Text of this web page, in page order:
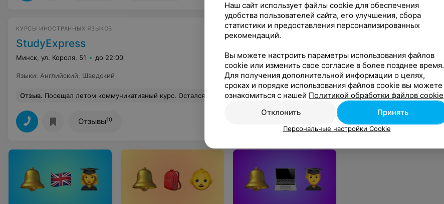
КУРСЫ ИНОСТРАННЫХ ЯЗЫКОВ
StudyExpress
Минск, ул. Короля, 51 до 22:00
Языки: Английский Шведский
Отзыв. Посещал летом коммуникативный курс. Остался доволен методикой преподавания. Очень понравилось то, что мы говорили на протяжении почти всего времени урока и к концу занятий я чувствовал, что поработал продуктивно. Задания были построены на устное общение, а преподаватель выступал скорее в роли консультанта, чем учителя и не встревал в ход общения. Понравилось то, что нас также постоянно "перетасовывали" и каждое задание мы выполняли в новой команде. От занятий у меня остались положительные впечатления. Еще
Отзывы10
Наш сайт использует файлы cookie для обеспечения
удобства пользователей сайта, его улучшения, сбора
статистики и предоставления персонализированных
рекомендаций.
Вы можете настроить параметры использования файлов
cookie или изменить свое согласие в более позднее время.
Для получения дополнительной информации о целях,
сроках и порядке использования файлов cookie вы можете
ознакомиться с нашей Политикой обработки файлов cookie
Отклонить
Принять
Персональные настройки Cookie